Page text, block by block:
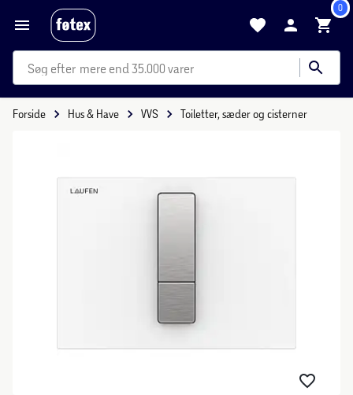
0
mere end 35.000 varer
Forside Hus & Have VVS Toiletter, sæder og cisterner